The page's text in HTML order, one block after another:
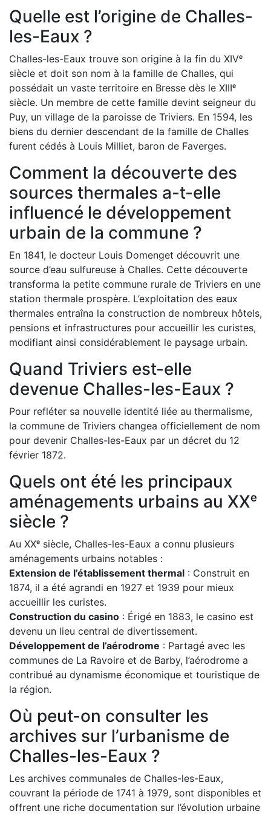
Quelle est l’origine de Challes-
les-Eaux ?
Challes-les-Eaux trouve son origine à la fin du XIVᵉ
siècle et doit son nom à la famille de Challes, qui
possédait un vaste territoire en Bresse dès le XIIIᵉ
siècle. Un membre de cette famille devint seigneur du
Puy, un village de la paroisse de Triviers. En 1594, les
biens du dernier descendant de la famille de Challes
furent cédés à Louis Milliet, baron de Faverges.
Comment la découverte des
sources thermales a-t-elle
influencé le développement
urbain de la commune ?
En 1841, le docteur Louis Domenget découvrit une
source d’eau sulfureuse à Challes. Cette découverte
transforma la petite commune rurale de Triviers en une
station thermale prospère. L’exploitation des eaux
thermales entraîna la construction de nombreux hôtels,
pensions et infrastructures pour accueillir les curistes,
modifiant ainsi considérablement le paysage urbain.
Quand Triviers est-elle
devenue Challes-les-Eaux ?
Pour refléter sa nouvelle identité liée au thermalisme,
la commune de Triviers changea officiellement de nom
pour devenir Challes-les-Eaux par un décret du 12
février 1872.
Quels ont été les principaux
aménagements urbains au XXᵉ
siècle ?
Au XXᵉ siècle, Challes-les-Eaux a connu plusieurs
aménagements urbains notables :
Extension de l’établissement thermal : Construit en
1874, il a été agrandi en 1927 et 1939 pour mieux
accueillir les curistes.
Construction du casino : Érigé en 1883, le casino est
devenu un lieu central de divertissement.
Développement de l’aérodrome : Partagé avec les
communes de La Ravoire et de Barby, l’aérodrome a
contribué au dynamisme économique et touristique de
la région.
Où peut-on consulter les
archives sur l’urbanisme de
Challes-les-Eaux ?
Les archives communales de Challes-les-Eaux,
couvrant la période de 1741 à 1979, sont disponibles et
offrent une riche documentation sur l’évolution urbaine